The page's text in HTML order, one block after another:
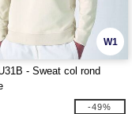
W1
- Sweat col rond
-49%